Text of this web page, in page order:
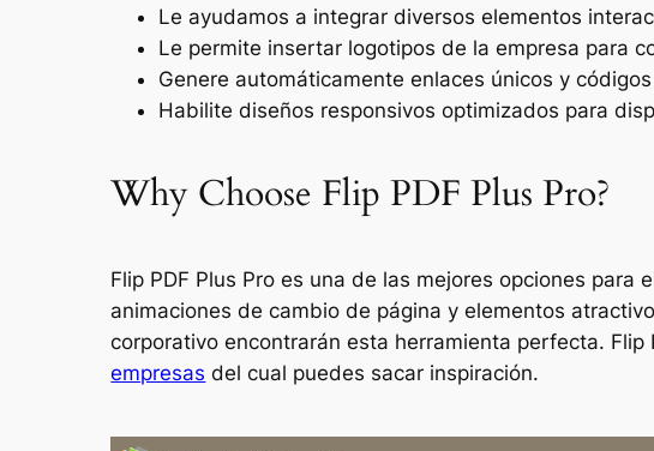
Le ayudamos a integrar diversos elementos
Le permite insertar logotipos de la empresa para
Genere automáticamente enlaces únicos y
Habilite diseños responsivos optimizados para
Why Choose Flip PDF Plus Pro?
Flip PDF Plus Pro es una de las mejores opciones
animaciones de cambio de página y elementos
corporativo encontrarán esta herramienta perfecta.
empresas del cual puedes sacar inspiración.